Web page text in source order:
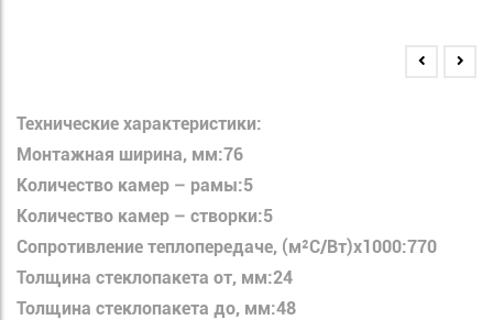
Технические характеристики:
Монтажная ширина, мм:76
Количество камер – рамы:5
Количество камер – створки:5
Сопротивление теплопередаче, (м²С/Вт)x1000:770
Толщина стеклопакета от, мм:24
Толщина стеклопакета до, мм:48